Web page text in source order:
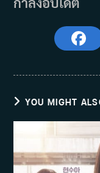
YOU MIGHT